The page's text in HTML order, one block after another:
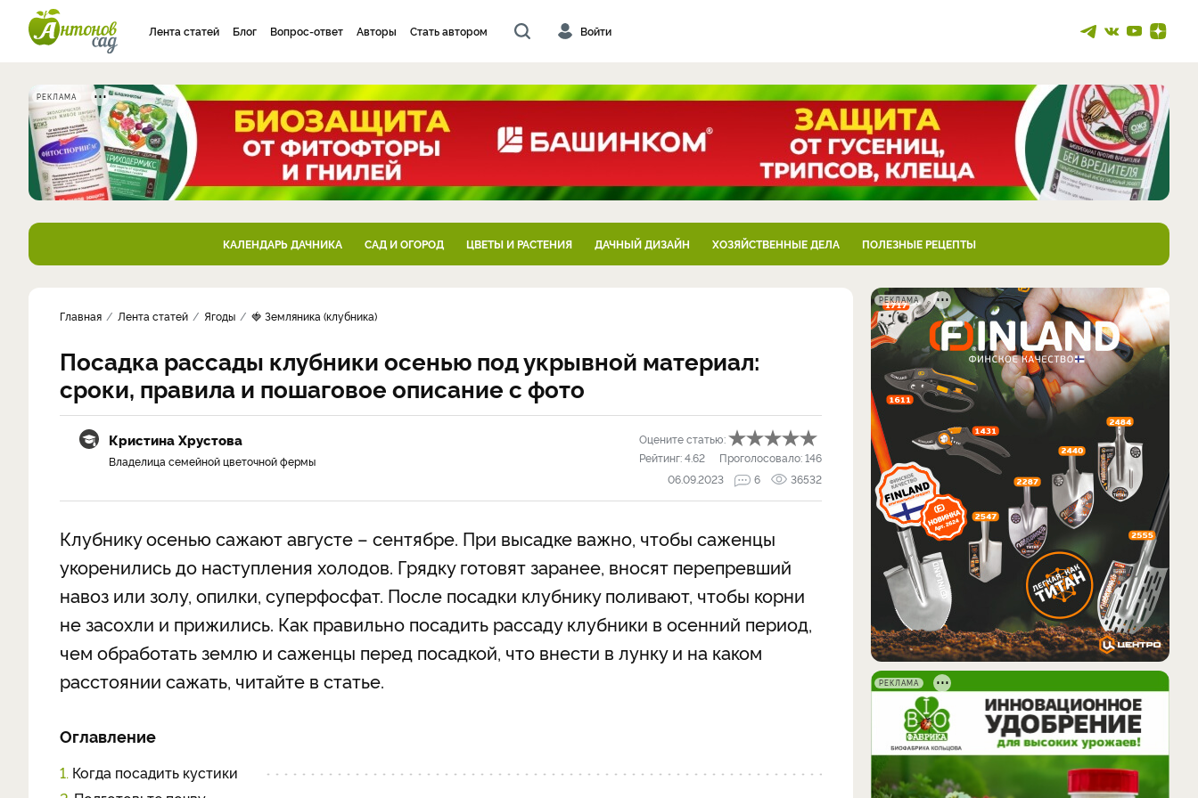
Лента статей Блог Вопрос-ответ Авторы Стать автором Войти
РЕКЛАМА
КАЛЕНДАРЬ ДАЧНИКА САД И ОГОРОД ЦВЕТЫ И РАСТЕНИЯ ДАЧНЫЙ ДИЗАЙН ХОЗЯЙСТВЕННЫЕ ДЕЛА ПОЛЕЗНЫЕ РЕЦЕПТЫ
Главная Лента статей Ягоды 🍓 Земляника (клубника)
Посадка рассады клубники осенью под укрывной материал:
сроки, правила и пошаговое описание с фото
Кристина Хрустова
Владелица семейной цветочной фермы
Оцените статью:
Рейтинг:4.62 Проголосовало:146
06.09.2023
6 36532
Клубнику осенью сажают августе – сентябре. При высадке важно, чтобы саженцы
укоренились до наступления холодов. Грядку готовят заранее, вносят перепревший
навоз или золу, опилки, суперфосфат. После посадки клубнику поливают, чтобы корни
не засохли и прижились. Как правильно посадить рассаду клубники в осенний период,
чем обработать землю и саженцы перед посадкой, что внести в лунку и на каком
расстоянии сажать, читайте в статье.
Оглавление
1. Когда посадить кустики
РЕКЛАМА
РЕКЛАМА